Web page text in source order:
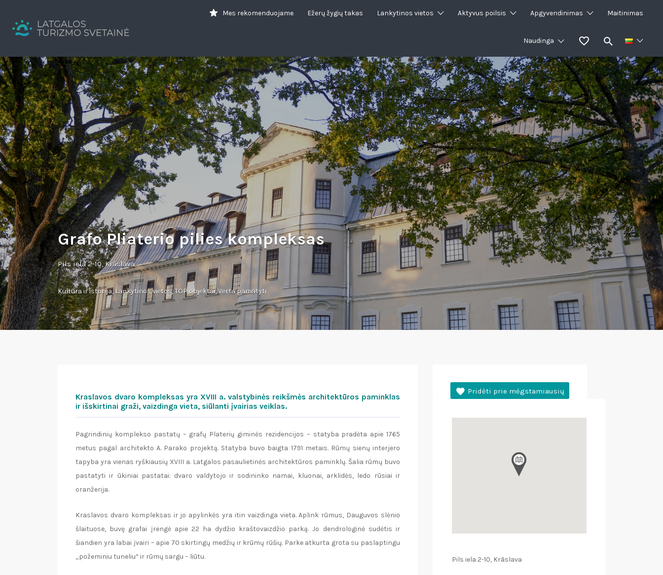
Tavs brīvdienu ceļvedis
Mes rekomenduojame Ežerų žygių takas Lankytinos vietos Aktyvus poilsis Apgyvendinimas Maitinimas
Naudinga
for:
Grafo Pliaterio pilies kompleksas
Pils iela 2-10, Krāslava
Kultūra ir istorija,Lankytinos vietos,TOP objektai,Verta pamatyti
Kraslavos dvaro kompleksas yra XVIII a. valstybinės reikšmės architektūros paminklas
ir išskirtinai graži, vaizdinga vieta, siūlanti įvairias veiklas.
Pagrindinių komplekso pastatų – grafų Platerių giminės rezidencijos – statyba pradėta apie 1765
metus pagal architekto A. Parako projektą. Statyba buvo baigta 1791 metais. Rūmų sienų interjero
tapyba yra vienas ryškiausių XVIII a. Latgalos pasaulietinės architektūros paminklų. Šalia rūmų buvo
pastatyti ir ūkiniai pastatai: dvaro valdytojo ir sodininko namai, kluonai, arklidės, ledo rūsiai ir
oranžerija.
Kraslavos dvaro kompleksas ir jo apylinkės yra itin vaizdinga vieta. Aplink rūmus, Dauguvos slėnio
šlaituose, buvę grafai įrengė apie 22 ha dydžio kraštovaizdžio parką. Jo dendrologinė sudėtis ir
šiandien yra labai įvairi – apie 70 skirtingų medžių ir krūmų rūšių. Parke atkurta grota su paslaptingu
„požeminiu tuneliu“ ir rūmų sargu – liūtu.
Pils iela 2-10, Krāslava